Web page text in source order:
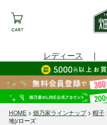
レディース ｜
HOME 畑乃家ラインナップ 帽子
地)/ローズ